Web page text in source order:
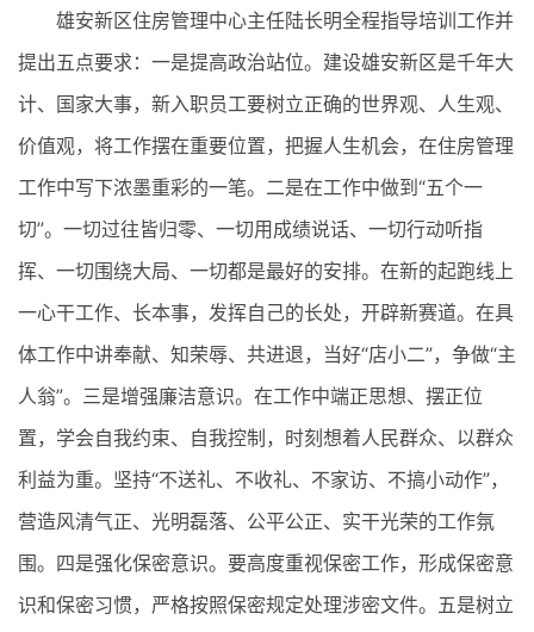
雄安新区住房管理中心主任陆长明全程指导培训工作并
提出五点要求：一是提高政治站位。建设雄安新区是千年大
计、国家大事，新入职员工要树立正确的世界观、人生观、
价值观，将工作摆在重要位置，把握人生机会，在住房管理
工作中写下浓墨重彩的一笔。二是在工作中做到“五个一
切”。一切过往皆归零、一切用成绩说话、一切行动听指
挥、一切围绕大局、一切都是最好的安排。在新的起跑线上
一心干工作、长本事，发挥自己的长处，开辟新赛道。在具
体工作中讲奉献、知荣辱、共进退，当好“店小二”，争做“主
人翁”。三是增强廉洁意识。在工作中端正思想、摆正位
置，学会自我约束、自我控制，时刻想着人民群众、以群众
利益为重。坚持“不送礼、不收礼、不家访、不搞小动作”，
营造风清气正、光明磊落、公平公正、实干光荣的工作氛
围。四是强化保密意识。要高度重视保密工作，形成保密意
识和保密习惯，严格按照保密规定处理涉密文件。五是树立